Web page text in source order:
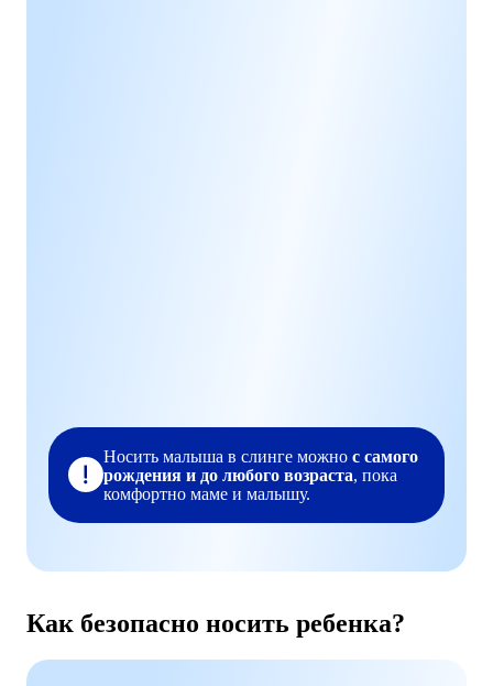
Носить малыша в слинге можно с самого
рождения и до любого возраста, пока
комфортно маме и малышу.
Как безопасно носить ребенка?